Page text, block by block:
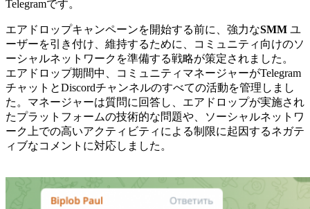
Telegramです。
エアドロップキャンペーンを開始する前に、強力なSMM ユ
ーザーを引き付け、維持するために、コミュニティ向けのソ
ーシャルネットワークを準備する戦略が策定されました。
エアドロップ期間中、コミュニティマネージャーがTelegram
チャットとDiscordチャンネルのすべての活動を管理しまし
た。マネージャーは質問に回答し、エアドロップが実施され
たプラットフォームの技術的な問題や、ソーシャルネットワ
ーク上での高いアクティビティによる制限に起因するネガテ
ィブなコメントに対応しました。